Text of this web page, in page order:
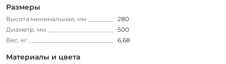
Размеры
Высота минимальная, мм
280
Диаметр, мм
500
Вес, кг
6,68
Материалы и цвета